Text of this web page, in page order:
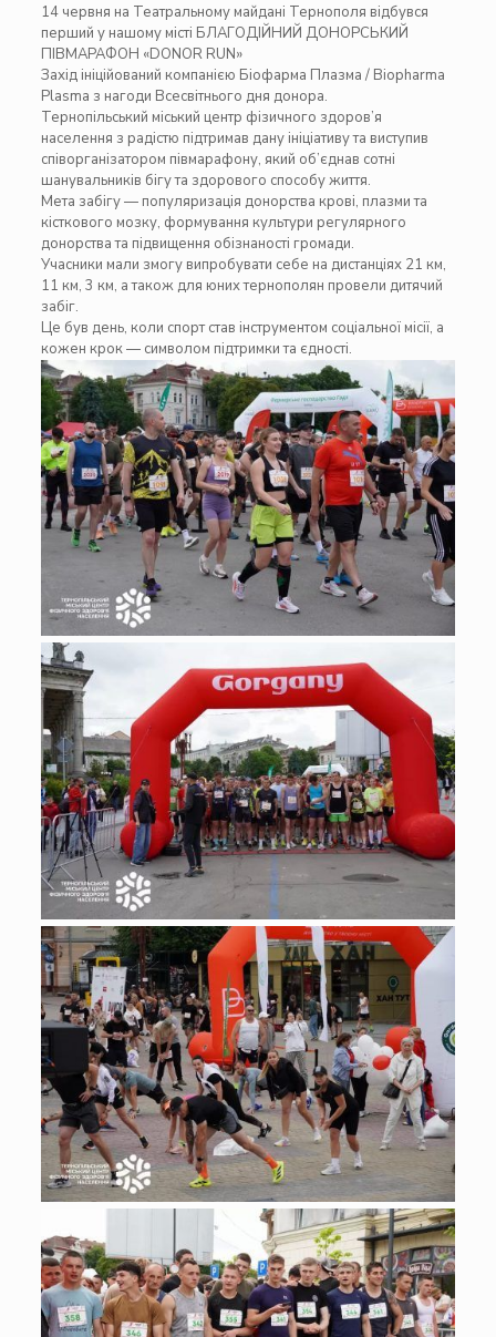
14 червня на Театральному майдані Тернополя відбувся
перший у нашому місті БЛАГОДІЙНИЙ ДОНОРСЬКИЙ
ПІВМАРАФОН «DONOR RUN»
Захід ініційований компанією Біофарма Плазма / Biopharma
Plasma з нагоди Всесвітнього дня донора.
Тернопільський міський центр фізичного здоров’я
населення з радістю підтримав дану ініціативу та виступив
співорганізатором півмарафону, який об’єднав сотні
шанувальників бігу та здорового способу життя.
Мета забігу — популяризація донорства крові, плазми та
кісткового мозку, формування культури регулярного
донорства та підвищення обізнаності громади.
Учасники мали змогу випробувати себе на дистанціях 21 км,
11 км, 3 км, а також для юних тернополян провели дитячий
забіг.
Це був день, коли спорт став інструментом соціальної місії, а
кожен крок — символом підтримки та єдності.